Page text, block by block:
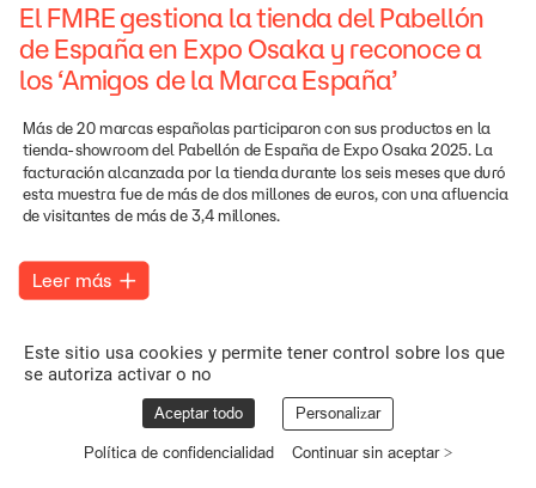
El FMREgestiona latiendadelPabellón
deEspañaen Expo Osaka y reconocea
los‘Amigos dela MarcaEspaña’
Leer más
Más de 20 marcas españolas participaron con sus productos en la
tienda-showroom del Pabellón de España de Expo Osaka 2025.
La
facturación alcanzada por la tienda durante los seis meses que duró
esta muestra fue de más de dos millones de euros, con una afluencia
de visitantes de más de 3,4 millones.
Este sitio usa cookies y permite tener control sobre los que
se autoriza activar o no
Aceptar todo Personalizar
Política de confidencialidad Continuar sin aceptar >